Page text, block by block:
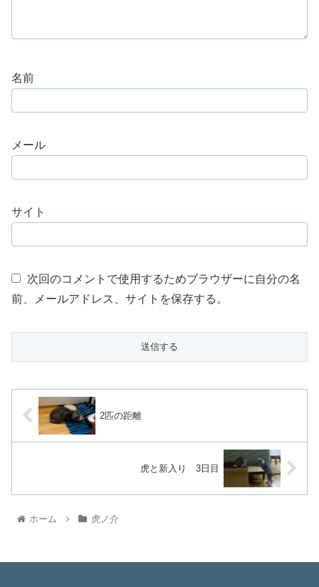
名前
メール
サイト
次回のコメントで使用するためブラウザーに自分の名
前、メールアドレス、サイトを保存する。
2匹の距離
虎と新入り 3日目
ホーム 虎ノ介